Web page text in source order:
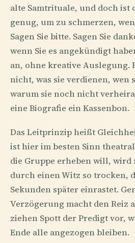
alte Samtrituale, und doch ist
genug, um zu schmerzen,
Sagen Sie bitte. Sagen Sie
wenn Sie es angekündigt
an, ohne kreative Auslegung.
nicht, was sie verdienen, wen
warum sie noch nicht
eine Biografie ein Kassenbon.
Das Leitprinzip heißt
ist hier im besten Sinn
die Gruppe erheben will,
durch einen Witz so trocken,
Sekunden später einrastet.
Verzögerung macht den Reiz
ziehen Spott der Predigt vor,
Ende alle angezogen bleiben.